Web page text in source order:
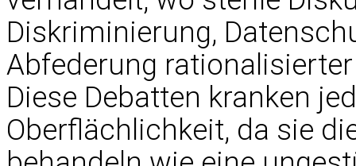
Diskriminierung,
Abfederung
Diese Debatten kranken
Oberflächlichkeit, da sie